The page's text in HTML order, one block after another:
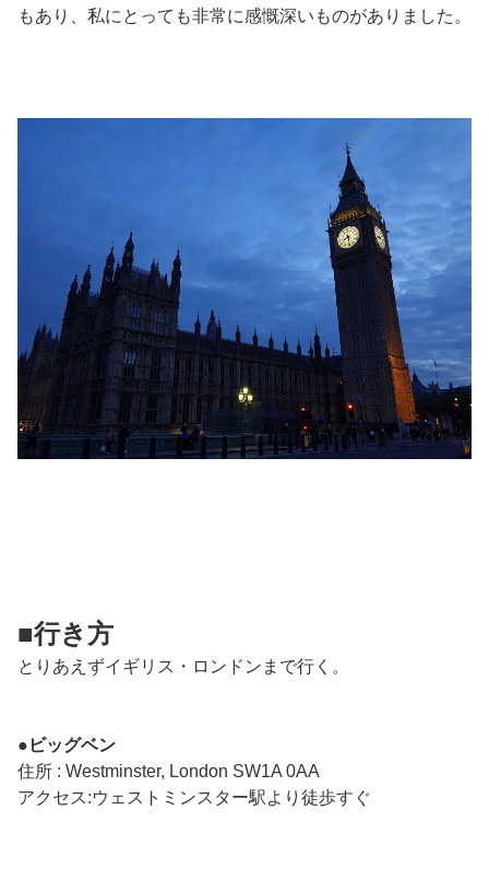
もあり、私にとっても非常に感慨深いものがありました。
■行き方
とりあえずイギリス・ロンドンまで行く。
●ビッグベン
住所 : Westminster, London SW1A 0AA
アクセス:ウェストミンスター駅より徒歩すぐ